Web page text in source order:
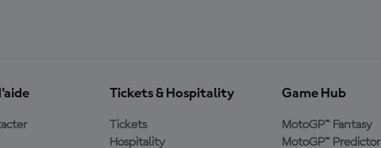
Tickets & Hospitality
Tickets
Hospitality
Game Hub
MotoGP™ Fantasy
MotoGP™ Predictor